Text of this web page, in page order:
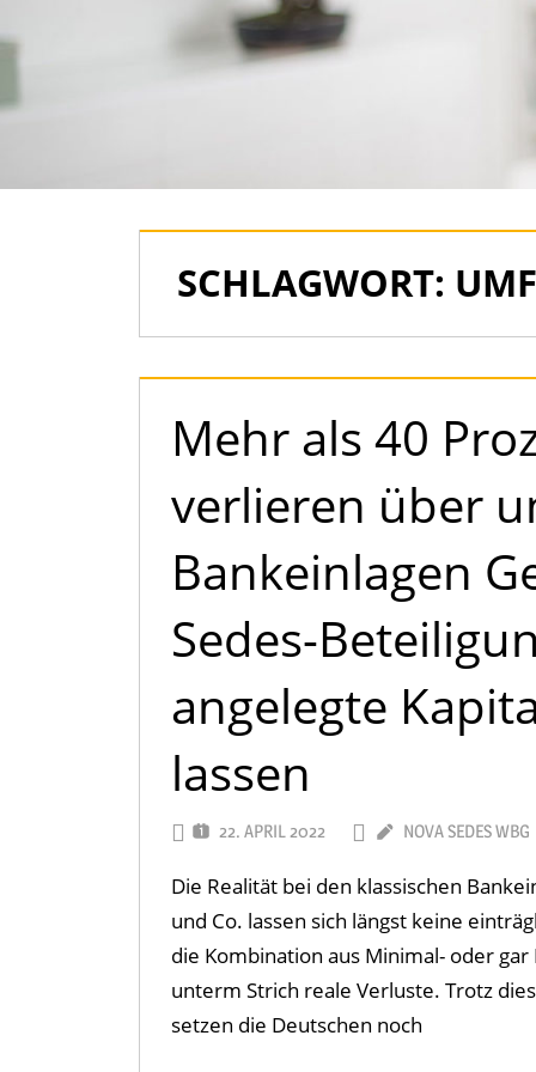
als
SCHLAGWORT:
Mehr als 40
verlieren über
Bankeinlagen
Sedes-
angelegte
lassen
22. APRIL 2022 NOVA SEDES WBG
Die Realität bei den klassischen
und Co. lassen sich längst keine
die Kombination aus Minimal- oder
unterm Strich reale Verluste. Trotz
setzen die Deutschen noch